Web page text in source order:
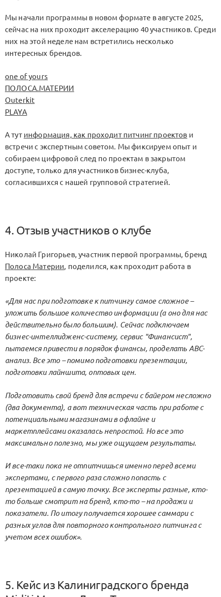
Мы начали программы в новом формате в августе 2025,
сейчас на них проходит акселерацию 40 участников. Среди
них на этой неделе нам встретились несколько
интересных брендов.
one of yours
ПОЛОСА.МАТЕРИИ
Outerkit
PLAYA
А тут информация, как проходит питчинг проектов и
встречи с экспертным советом. Мы фиксируем опыт и
собираем цифровой след по проектам в закрытом
доступе, только для участников бизнес-клуба,
согласившихся с нашей групповой стратегией.
4. Отзыв участников о клубе
Николай Григорьев, участник первой программы, бренд
Полоса Материи, поделился, как проходит работа в
проекте:
«Для нас при подготовке к питчингу самое сложное –
уложить большое количество информации (а оно для нас
действительно было большим). Сейчас подключаем
бизнес-интеллидженс-систему, сервис "Финансист",
пытаемся привести в порядок финансы, проделать ABC-
анализ. Все это – помимо подготовки презентации,
подготовки лайншита, оптовых цен.
Подготовить свой бренд для встречи с байером несложно
(два документа), а вот техническая часть при работе с
потенциальными магазинами в офлайне и
маркетплейсами оказалась непростой. Но все это
максимально полезно, мы уже ощущаем результаты.
И все-таки пока не отпитчишься именно перед всеми
экспертами, с первого раза сложно попасть с
презентацией в самую точку. Все эксперты разные, кто-
то больше смотрит на бренд, кто-то – на продажи и
показатели. По итогу получается хорошее саммари с
разных углов для повторного контрольного питчинга с
учетом всех ошибок».
5. Кейс из Калиниградского бренда